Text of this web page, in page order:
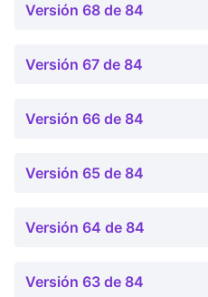
Versión 68 de 84
Versión 67 de 84
Versión 66 de 84
Versión 65 de 84
Versión 64 de 84
Versión 63 de 84